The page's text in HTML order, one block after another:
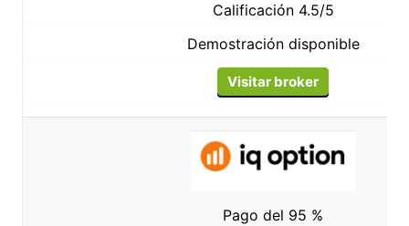
Calificación 4.5/5
Demostración disponible
Visitar broker
Pago del 95 %